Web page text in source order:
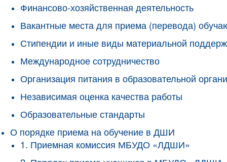
Финансово-хозяйственная деятельность
Вакантные места для приема (перевода)
Стипендии и иные виды материальной
Международное сотрудничество
Организация питания в образовательной
Независимая оценка качества работы
Образовательные стандарты
О порядке приема на обучение в ДШИ
1. Приемная комиссия МБУДО «ЛДШИ»